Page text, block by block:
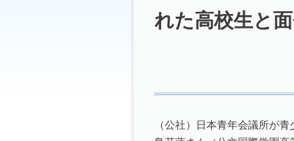
れた高校生と
（公社）日本青年会議所が